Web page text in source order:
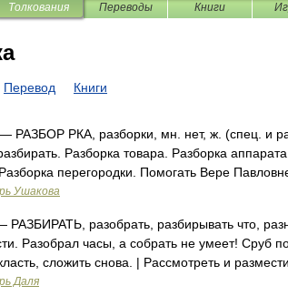
Толкования Переводы Книги
Перевод Книги
— РАЗБОР РКА, разборки, мн. нет, ж. (спец. и
Разборка товара. Разборка
перегородки. Помогать Вере
Ушакова
РАЗБИРАТЬ, разобрать, разбирывать что,
Разобрал часы, а собрать не умеет! Сруб
сложить снова. | Рассмотреть и
Даля